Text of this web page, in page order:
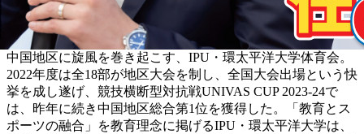
中国地区に旋風を巻き起こす、IPU・環太平洋大学体育会。
2022年度は全18部が地区大会を制し、全国大会出場という快
挙を成し遂げ、競技横断型対抗戦UNIVAS CUP 2023-24で
は、昨年に続き中国地区総合第1位を獲得した。「教育とス
ポーツの融合」を教育理念に掲げるIPU・環太平洋大学は、